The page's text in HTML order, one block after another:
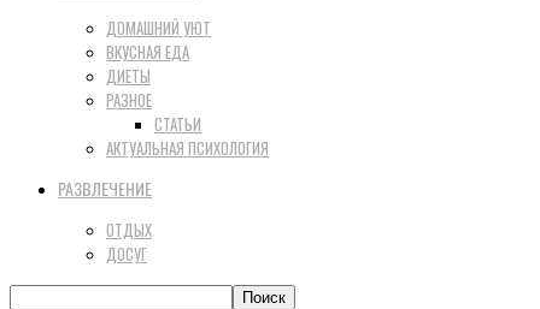
ДОМАШНИЙ УЮТ
ВКУСНАЯ ЕДА
ДИЕТЫ
РАЗНОЕ
СТАТЬИ
АКТУАЛЬНАЯ ПСИХОЛОГИЯ
РАЗВЛЕЧЕНИЕ
ОТДЫХ
ДОСУГ